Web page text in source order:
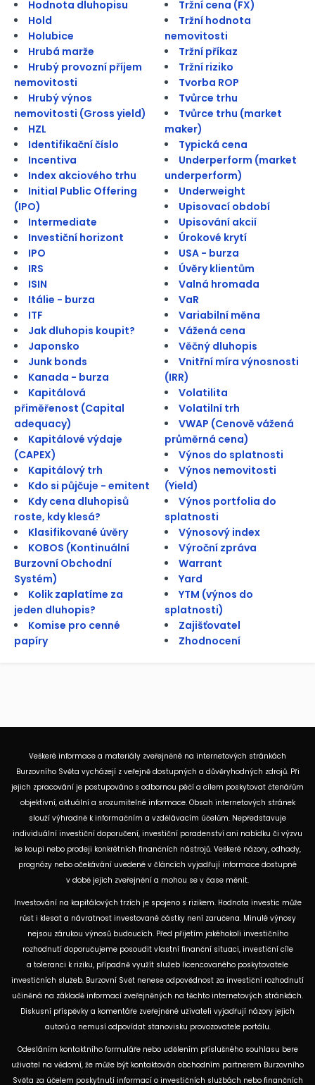
Hodnota dluhopisu
Hold
Holubice
Hrubá marže
Hrubý provozní příjem
nemovitosti
Hrubý výnos
nemovitosti (Gross yield)
HZL
Identifikační číslo
Incentiva
Index akciového trhu
Initial Public Offering
(IPO)
Intermediate
Investiční horizont
IPO
IRS
ISIN
Itálie - burza
ITF
Jak dluhopis koupit?
Japonsko
Junk bonds
Kanada - burza
Kapitálová
přiměřenost (Capital
adequacy)
Kapitálové výdaje
(CAPEX)
Kapitálový trh
Kdo si půjčuje - emitent
Kdy cena dluhopisů
roste, kdy klesá?
Klasifikované úvěry
KOBOS (Kontinuální
Burzovní Obchodní
Systém)
Kolik zaplatíme za
jeden dluhopis?
Komise pro cenné
papíry
Tržní cena (FX)
Tržní hodnota
nemovitosti
Tržní příkaz
Tržní riziko
Tvorba ROP
Tvůrce trhu
Tvůrce trhu (market
maker)
Typická cena
Underperform (market
underperform)
Underweight
Upisovací období
Upisování akcií
Úrokové krytí
USA - burza
Úvěry klientům
Valná hromada
VaR
Variabilní měna
Vážená cena
Věčný dluhopis
Vnitřní míra výnosnosti
(IRR)
Volatilita
Volatilní trh
VWAP (Cenově vážená
průměrná cena)
Výnos do splatnosti
Výnos nemovitosti
(Yield)
Výnos portfolia do
splatnosti
Výnosový index
Výroční zpráva
Warrant
Yard
YTM (výnos do
splatnosti)
Zajišťovatel
Zhodnocení
Veškeré informace a materiály zveřejněné na internetových stránkách
Burzovního Světa vycházejí z veřejně dostupných a důvěryhodných zdrojů. Při
jejich zpracování je postupováno s odbornou péčí a cílem poskytovat čtenářům
objektivní, aktuální a srozumitelné informace. Obsah internetových stránek
slouží výhradně k informačním a vzdělávacím účelům. Nepředstavuje
individuální investiční doporučení, investiční poradenství ani nabídku či výzvu
ke koupi nebo prodeji konkrétních finančních nástrojů. Veškeré názory, odhady,
prognózy nebo očekávání uvedené v článcích vyjadřují informace dostupné
v době jejich zveřejnění a mohou se v čase měnit.
Investování na kapitálových trzích je spojeno s rizikem. Hodnota investic může
růst i klesat a návratnost investované částky není zaručena. Minulé výnosy
nejsou zárukou výnosů budoucích. Před přijetím jakéhokoli investičního
rozhodnutí doporučujeme posoudit vlastní finanční situaci, investiční cíle
a toleranci k riziku, případně využít služeb licencovaného poskytovatele
investičních služeb. Burzovní Svět nenese odpovědnost za investiční rozhodnutí
učiněná na základě informací zveřejněných na těchto internetových stránkách.
Diskusní příspěvky a komentáře zveřejněné uživateli vyjadřují názory jejich
autorů a nemusí odpovídat stanovisku provozovatele portálu.
Odesláním kontaktního formuláře nebo udělením příslušného souhlasu bere
uživatel na vědomí, že může být kontaktován obchodním partnerem Burzovního
Světa za účelem poskytnutí informací o investičních službách nebo finančních